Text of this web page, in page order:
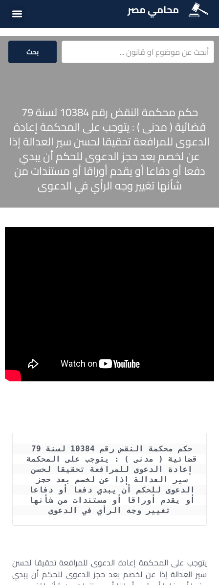
محامي مصر
بحث
حكم محكمة النقض رقم 10384 لسنة 79
قضائية ( مدنى ) : يتوجب على المحكمة إعادة
الدعوى للمرافعة تحقيقا لحسن سير العدالة إذا
عن لخصم بعد حجز الدعوى للحكم أن يبدي
دفعا أو دفاعا أو يقدم أوراقا أو مستندات من
شأنها تغيير وجه الرأي في الدعوى
إعادة الدعوى للمرافعة تحقيقا لحسن
تغيير وجه الرأي في الدعوى
يتوجب على المحكمة إعادة الدعوى للمرافعة تحقيقا لحسن
سير العدالة إذا عن لخصم بعد حجز الدعوى للحكم أن يبدي